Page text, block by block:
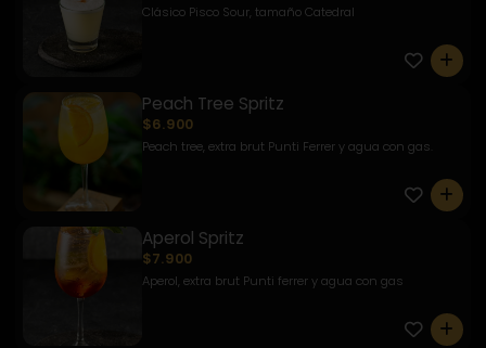
Clásico Pisco Sour, tamaño Catedral
0
Peach Tree Spritz
$6.900
Peach tree, extra brut Punti Ferrer y agua con gas.
0
Aperol Spritz
$7.900
Aperol, extra brut Punti ferrer y agua con gas
0